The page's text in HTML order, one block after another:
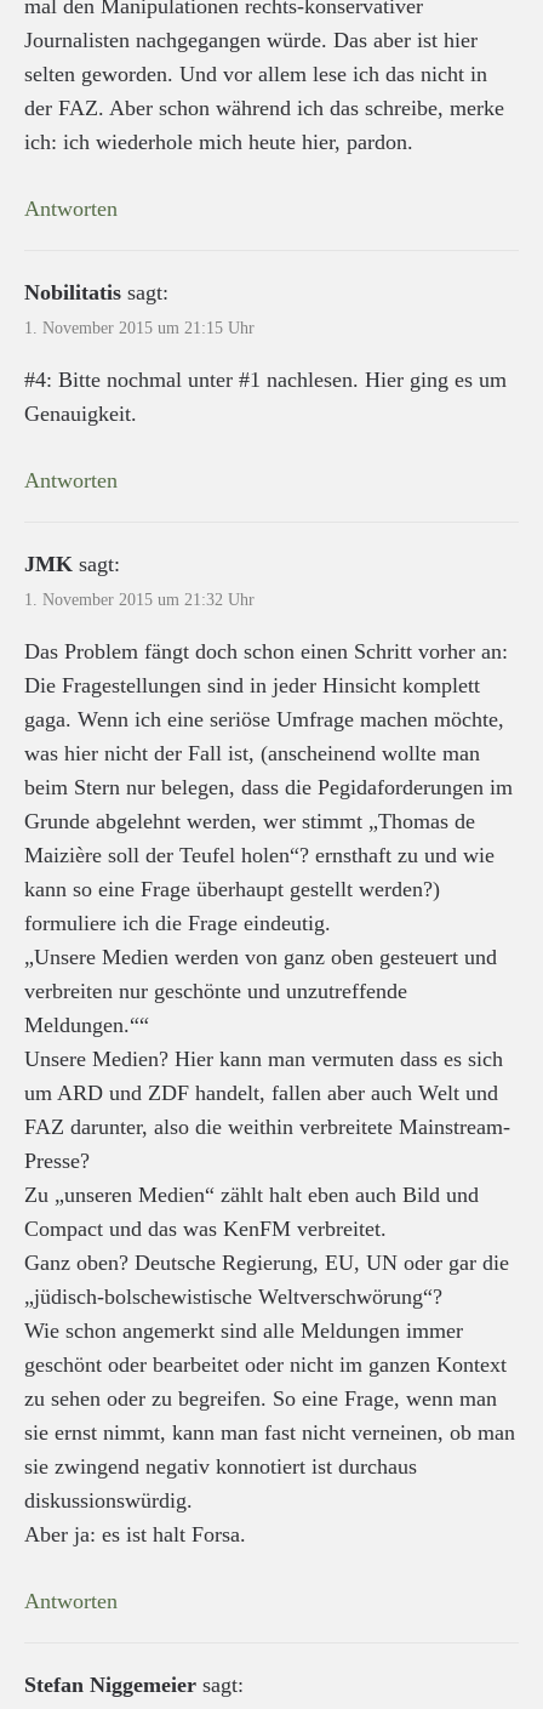
mal den Manipulationen rechts-konservativer
Journalisten nachgegangen würde. Das aber ist hier
selten geworden. Und vor allem lese ich das nicht in
der FAZ. Aber schon während ich das schreibe, merke
ich: ich wiederhole mich heute hier, pardon.
Antworten
Nobilitatis sagt:
1. November 2015 um 21:15 Uhr
#4: Bitte nochmal unter #1 nachlesen. Hier ging es um
Genauigkeit.
Antworten
JMK sagt:
1. November 2015 um 21:32 Uhr
Das Problem fängt doch schon einen Schritt vorher an:
Die Fragestellungen sind in jeder Hinsicht komplett
gaga. Wenn ich eine seriöse Umfrage machen möchte,
was hier nicht der Fall ist, (anscheinend wollte man
beim Stern nur belegen, dass die Pegidaforderungen im
Grunde abgelehnt werden, wer stimmt „Thomas de
Maizière soll der Teufel holen“? ernsthaft zu und wie
kann so eine Frage überhaupt gestellt werden?)
formuliere ich die Frage eindeutig.
„Unsere Medien werden von ganz oben gesteuert und
verbreiten nur geschönte und unzutreffende
Meldungen.““
Unsere Medien? Hier kann man vermuten dass es sich
um ARD und ZDF handelt, fallen aber auch Welt und
FAZ darunter, also die weithin verbreitete Mainstream-
Presse?
Zu „unseren Medien“ zählt halt eben auch Bild und
Compact und das was KenFM verbreitet.
Ganz oben? Deutsche Regierung, EU, UN oder gar die
„jüdisch-bolschewistische Weltverschwörung“?
Wie schon angemerkt sind alle Meldungen immer
geschönt oder bearbeitet oder nicht im ganzen Kontext
zu sehen oder zu begreifen. So eine Frage, wenn man
sie ernst nimmt, kann man fast nicht verneinen, ob man
sie zwingend negativ konnotiert ist durchaus
diskussionswürdig.
Aber ja: es ist halt Forsa.
Antworten
Stefan Niggemeier sagt: